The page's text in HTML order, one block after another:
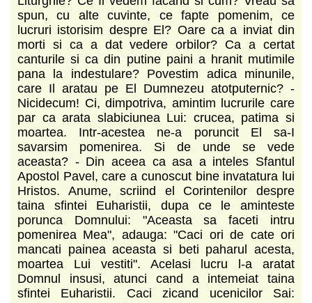
spun, cu alte cuvinte, ce fapte pomenim, ce
lucruri istorisim despre El? Oare ca a inviat din
morti si ca a dat vedere orbilor? Ca a certat
canturile si ca din putine paini a hranit mutimile
pana la indestulare? Povestim adica minunile,
care Il aratau pe El Dumnezeu atotputernic? -
Nicidecum! Ci, dimpotriva, amintim lucrurile care
par ca arata slabiciunea Lui: crucea, patima si
moartea. Intr-acestea ne-a poruncit El sa-I
savarsim pomenirea. Si de unde se vede
aceasta? - Din aceea ca asa a inteles Sfantul
Apostol Pavel, care a cunoscut bine invatatura lui
Hristos. Anume, scriind el Corintenilor despre
taina sfintei Euharistii, dupa ce le aminteste
porunca Domnului: "Aceasta sa faceti intru
pomenirea Mea", adauga: "Caci ori de cate ori
mancati painea aceasta si beti paharul acesta,
moartea Lui vestiti". Acelasi lucru l-a aratat
Domnul insusi, atunci cand a intemeiat taina
sfintei Euharistii. Caci zicand ucenicilor Sai: